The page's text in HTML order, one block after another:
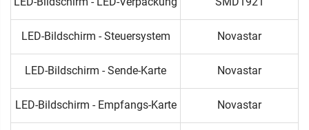
LED-Bildschirm - Steuersystem Novastar
LED-Bildschirm - Sende-Karte Novastar
LED-Bildschirm - Empfangs-Karte Novastar